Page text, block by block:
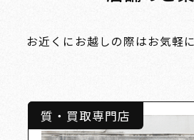
お近くにお越しの際はお気軽
質・買取専門店